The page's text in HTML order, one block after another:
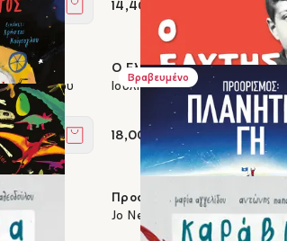
Στο καλάθι
14,40 €
Στο καλάθι
Βραβευμένο
Ο Ελύτης για παιδιά
Ιουλίτα Ηλιοπούλου
18,00 €
της
Προορισμός: Πλανήτης Γη
Jo Nelson, Tom Clohosy Cole